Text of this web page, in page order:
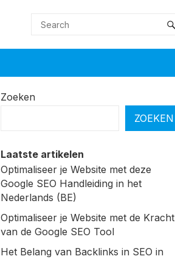
Zoeken
ZOEKEN
Laatste artikelen
Optimaliseer je Website met deze
Google SEO Handleiding in het
Nederlands (BE)
Optimaliseer je Website met de Kracht
van de Google SEO Tool
Het Belang van Backlinks in SEO in